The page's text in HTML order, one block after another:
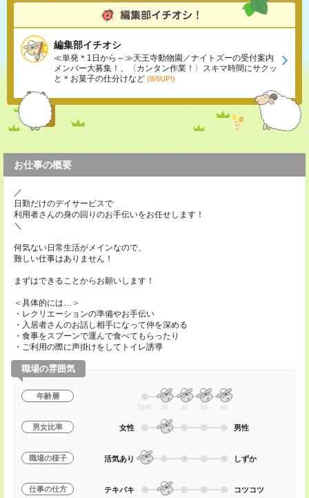
編集部イチオシ
≪単発＊1日から～≫天王寺動物園／ナイトズーの受付案内
メンバー大募集！、〈カンタン作業！〉スキマ時間にサクッ
と＊お菓子の仕分けなど (8/6UP!)
お仕事の概要
／
日勤だけのデイサービスで
利用者さんの身の回りのお手伝いをお任せします！
＼
何気ない日常生活がメインなので、
難しい仕事はありません！
まずはできることからお願いします！
＜具体的には…＞
・レクリエーションの準備やお手伝い
・入居者さんのお話し相手になって仲を深める
・食事をスプーンで運んで食べてもらったり
・ご利用の際に声掛けをしてトイレ誘導
職場の雰囲気
年齢層
20代 30 40 50 60
男女比率 女性 男性
職場の様子 活気あり しずか
仕事の仕方 テキパキ コツコツ